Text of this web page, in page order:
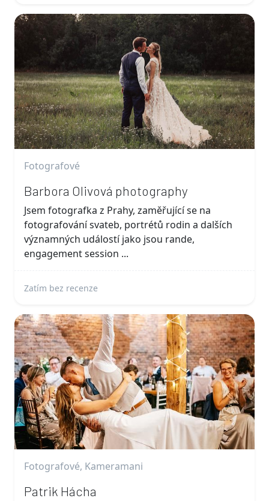
Fotografové
Barbora Olivová photography
Jsem fotografka z Prahy, zaměřující se na
fotografování svateb, portrétů rodin a dalších
významných událostí jako jsou rande,
engagement session ...
Zatím bez recenze
Fotografové, Kameramani
Patrik Hácha